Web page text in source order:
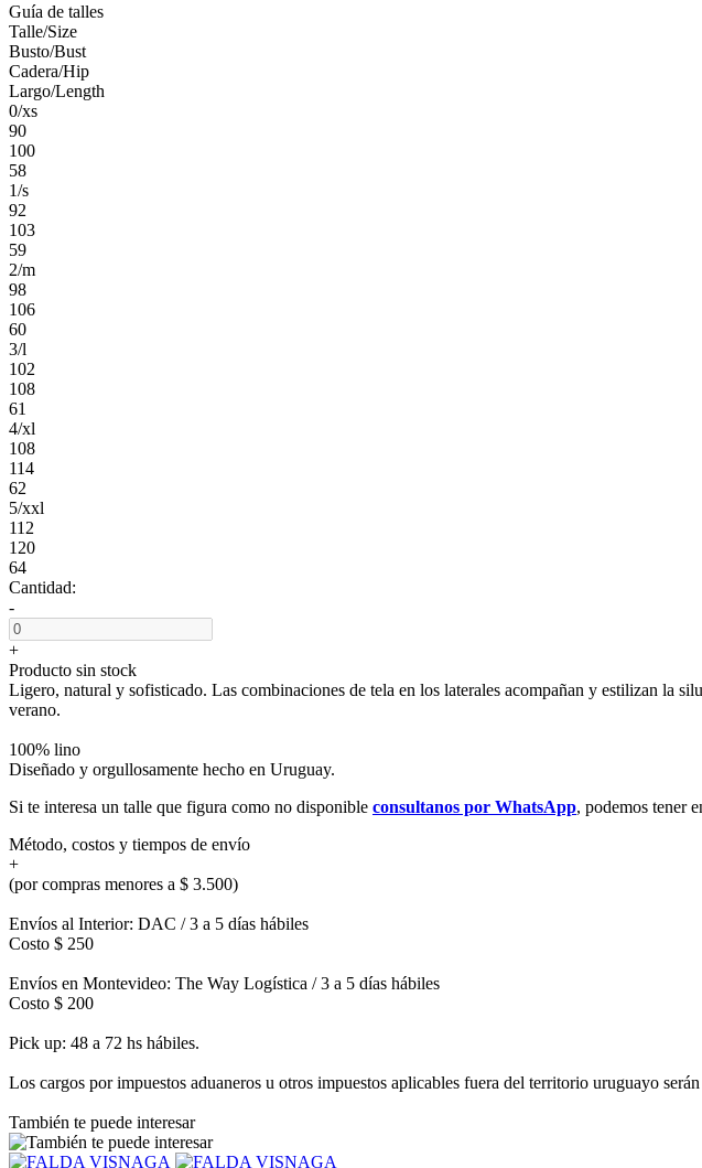
Guía de talles
Talle/Size
Busto/Bust
Cadera/Hip
Largo/Length
0/xs
90
100
58
1/s
92
103
59
2/m
98
106
60
3/l
102
108
61
4/xl
108
114
62
5/xxl
112
120
64
Cantidad:
-
+
Producto sin stock
Ligero, natural y sofisticado. Las combinaciones de tela en los laterales acompañan y estilizan la
verano.
100% lino
Diseñado y orgullosamente hecho en Uruguay.
Si te interesa un talle que figura como no disponible consultanos por WhatsApp, podemos tener
Método, costos y tiempos de envío
+
(por compras menores a $ 3.500)
Envíos al Interior: DAC / 3 a 5 días hábiles
Costo $ 250
Envíos en Montevideo: The Way Logística / 3 a 5 días hábiles
Costo $ 200
Pick up: 48 a 72 hs hábiles.
Los cargos por impuestos aduaneros u otros impuestos aplicables fuera del territorio uruguayo
También te puede interesar